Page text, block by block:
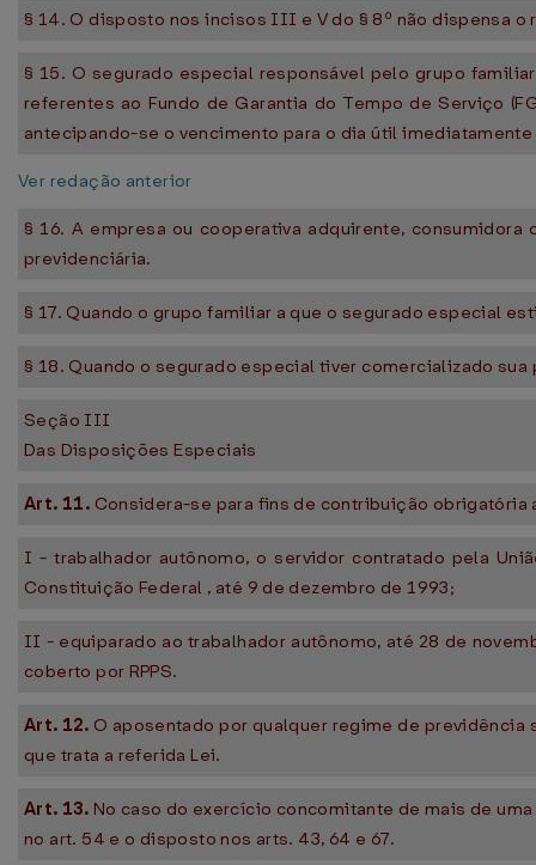
§ 14. O disposto nos incisos III e V do § 8º não dispensa
§ 15. O segurado especial responsável pelo grupo
referentes ao Fundo de Garantia do Tempo de Serviço
antecipando-se o vencimento para o dia útil
Ver redação anterior
§ 16. A empresa ou cooperativa adquirente,
previdenciária.
§ 17. Quando o grupo familiar a que o segurado especial
§ 18. Quando o segurado especial tiver comercializado
Seção III
Das Disposições Especiais
Art. 11. Considera-se para fins de contribuição obrigatória
I - trabalhador autônomo, o servidor contratado pela
Constituição Federal , até 9 de dezembro de 1993;
II - equiparado ao trabalhador autônomo, até 28 de
coberto por RPPS.
Art. 12. O aposentado por qualquer regime de
que trata a referida Lei.
Art. 13. No caso do exercício concomitante de mais de
no art. 54 e o disposto nos arts. 43, 64 e 67.